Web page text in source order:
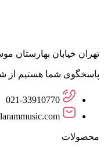
تهران خیابان بهارستان
پاسخگوی شما هستیم از شنبه
021-33910770
محصولات